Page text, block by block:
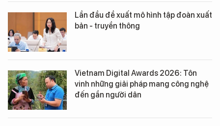
Lần đầu đề xuất mô hình tập đoàn xuất
bản - truyền thông
Vietnam Digital Awards 2026: Tôn
vinh những giải pháp mang công nghệ
đến gần người dân